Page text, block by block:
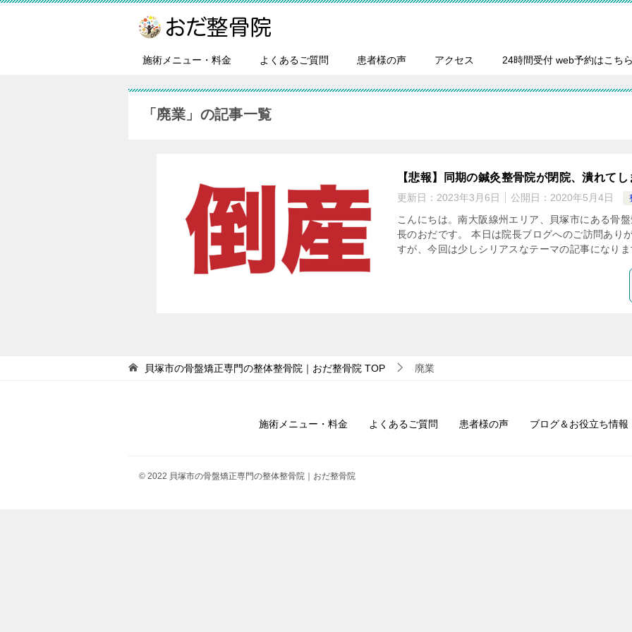
施術メニュー・料金 よくあるご質問 患者様の声 アクセス 24時間受付 web予約はこち
「廃業」の記事一覧
【悲報】同期の鍼灸整骨院が閉院、潰れて
更新日： 2023年3月6日 公開日： 2020年5月4日
こんにちは。南大阪線州エリア、貝塚市にある骨
長のおだです。 本日は院長ブログへのご訪問あり
すが、今回は少しシリアスなテーマの記事になり
貝塚市の骨盤矯正専門の整体整骨院｜おだ整骨院 TOP 廃業
施術メニュー・料金 よくあるご質問 患者様の声 ブログ＆お役立ち情報
© 2022 貝塚市の骨盤矯正専門の整体整骨院｜おだ整骨院